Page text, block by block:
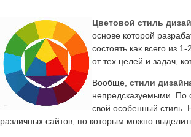
Цветовой стиль
основе которой
состоять как всего из
от тех целей и задач,
Вообще, стили
непредсказуемыми. По
свой особенный стиль.
различных сайтов, по которым можно